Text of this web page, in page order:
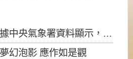
象署資料顯示，白海豚颱風持續接近臺灣，請密切注意動向及早完成防災應變準備
幻泡影 應作如是觀